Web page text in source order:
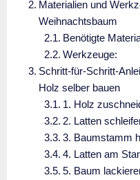
Materialien und
Weihnachtsbaum
Benötigte
Werkzeuge:
Schritt-für-Schritt-
Holz selber bauen
1. Holz
2. Latten
3. Baumstamm
4. Latten am
5. Baum